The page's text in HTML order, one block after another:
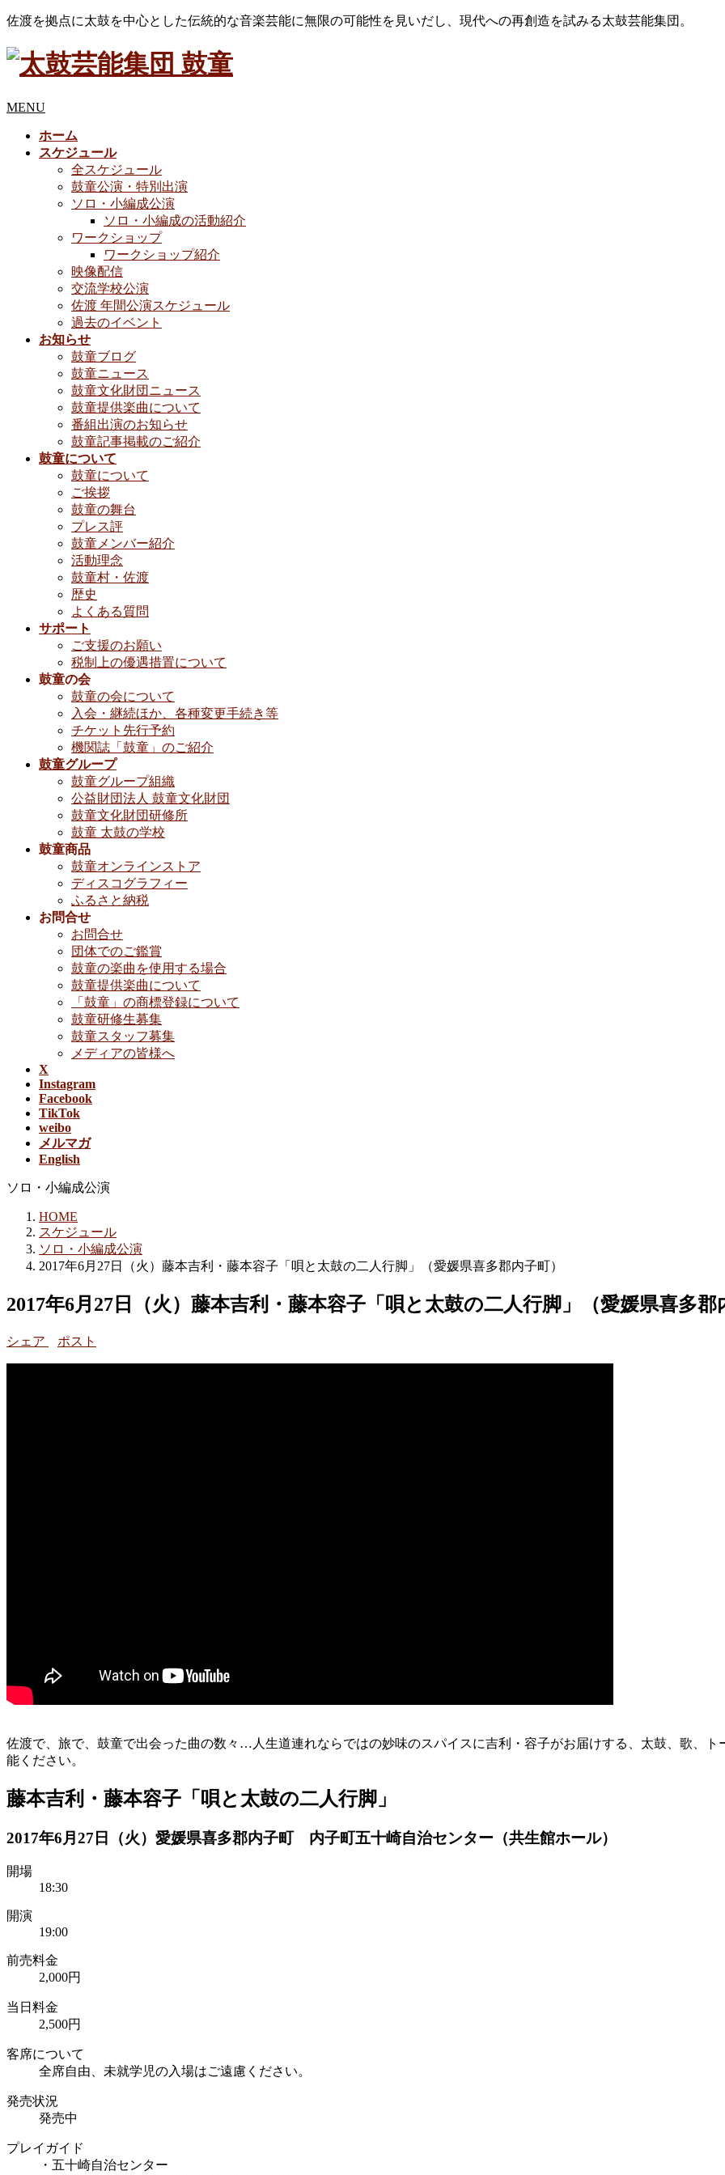
佐渡を拠点に太鼓を中心とした伝統的な音楽芸能に無限の可能性を見いだし、現代への再創造を試みる太鼓芸能集団。
MENU
ホーム
スケジュール
全スケジュール
鼓童公演・特別出演
ソロ・小編成公演
ソロ・小編成の活動紹介
ワークショップ
ワークショップ紹介
映像配信
交流学校公演
佐渡 年間公演スケジュール
過去のイベント
お知らせ
鼓童ブログ
鼓童ニュース
鼓童文化財団ニュース
鼓童提供楽曲について
番組出演のお知らせ
鼓童記事掲載のご紹介
鼓童について
鼓童について
ご挨拶
鼓童の舞台
プレス評
鼓童メンバー紹介
活動理念
鼓童村・佐渡
歴史
よくある質問
サポート
ご支援のお願い
税制上の優遇措置について
鼓童の会
鼓童の会について
入会・継続ほか、各種変更手続き等
チケット先行予約
機関誌「鼓童」のご紹介
鼓童グループ
鼓童グループ組織
公益財団法人 鼓童文化財団
鼓童文化財団研修所
鼓童 太鼓の学校
鼓童商品
鼓童オンラインストア
ディスコグラフィー
ふるさと納税
お問合せ
お問合せ
団体でのご鑑賞
鼓童の楽曲を使用する場合
鼓童提供楽曲について
「鼓童」の商標登録について
鼓童研修生募集
鼓童スタッフ募集
メディアの皆様へ
X
Instagram
Facebook
TikTok
weibo
メルマガ
English
ソロ・小編成公演
HOME
スケジュール
ソロ・小編成公演
2017年6月27日（火）藤本吉利・藤本容子「唄と太鼓の二人行脚」（愛媛県喜多郡内子町）
2017年6月27日（火）藤本吉利・藤本容子「唄と太鼓の二人行脚」（愛媛県喜多郡
シェア ポスト
佐渡で、旅で、鼓童で出会った曲の数々…人生道連れならではの妙味のスパイスに吉利・容子がお届けする、太鼓、歌、
能ください。
藤本吉利・藤本容子「唄と太鼓の二人行脚」
2017年6月27日（火）愛媛県喜多郡内子町 内子町五十崎自治センター（共生館ホール）
開場
18:30
開演
19:00
前売料金
2,000円
当日料金
2,500円
客席について
全席自由、未就学児の入場はご遠慮ください。
発売状況
発売中
プレイガイド
・五十崎自治センター